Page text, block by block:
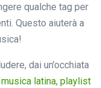
qualche tag per
Questo aiuterà a
dai un’occhiata
latina, playlist